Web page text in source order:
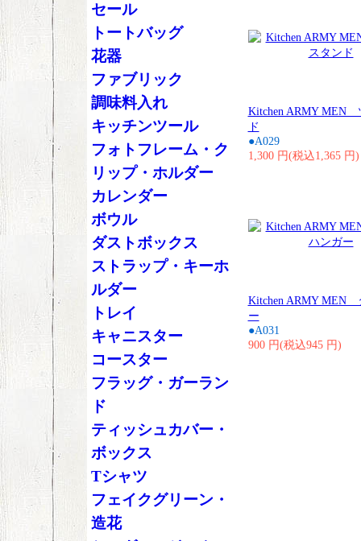
Kitchen ARMY MEN
ド
●A029
1,300 円(税込1,365 円)
Kitchen ARMY MEN
ー
●A031
900 円(税込945 円)
セール
トートバッグ
花器
ファブリック
調味料入れ
キッチンツール
フォトフレーム・ク
リップ・ホルダー
カレンダー
ボウル
ダストボックス
ストラップ・キーホ
ルダー
トレイ
キャニスター
コースター
フラッグ・ガーラン
ド
ティッシュカバー・
ボックス
Tシャツ
フェイクグリーン・
造花